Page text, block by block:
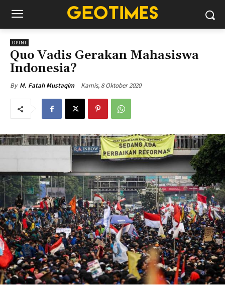
OPINI
Quo Vadis Gerakan Mahasiswa
Indonesia?
By M. Fatah Mustaqim Kamis, 8 Oktober 2020